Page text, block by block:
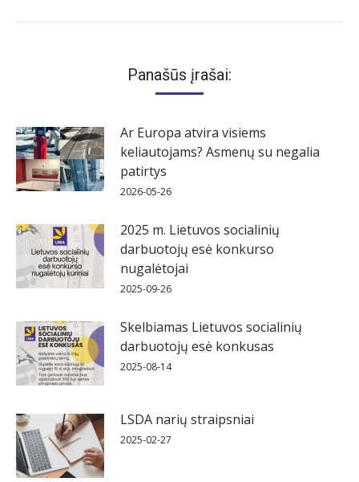
Panašūs įrašai:
Ar Europa atvira visiems
keliautojams? Asmenų su negalia
patirtys
2026-05-26
2025 m. Lietuvos socialinių
darbuotojų esė konkurso
nugalėtojai
2025-09-26
Skelbiamas Lietuvos socialinių
darbuotojų esė konkusas
2025-08-14
LSDA narių straipsniai
2025-02-27